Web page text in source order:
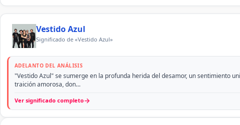
Vestido Azul
Significado de «Vestido Azul»
ADELANTO DEL ANÁLISIS
"Vestido Azul" se sumerge en la profunda herida del desamor, un sentimiento
traición amorosa, don…
Ver significado completo→